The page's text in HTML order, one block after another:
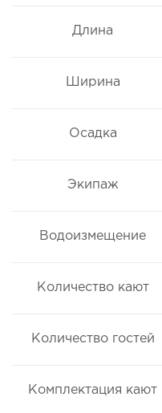
Длина
Ширина
Осадка
Экипаж
Водоизмещение
Количество кают
Количество гостей
Комплектация кают